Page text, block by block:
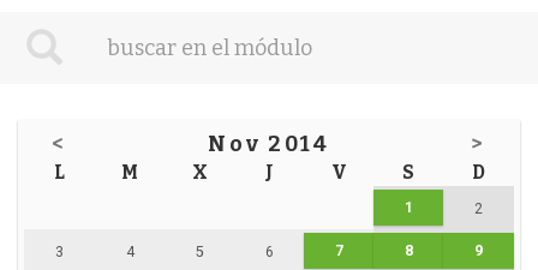
< Nov 2014 >
L M X J V S D
1 2
3 4 5 6 7 8 9